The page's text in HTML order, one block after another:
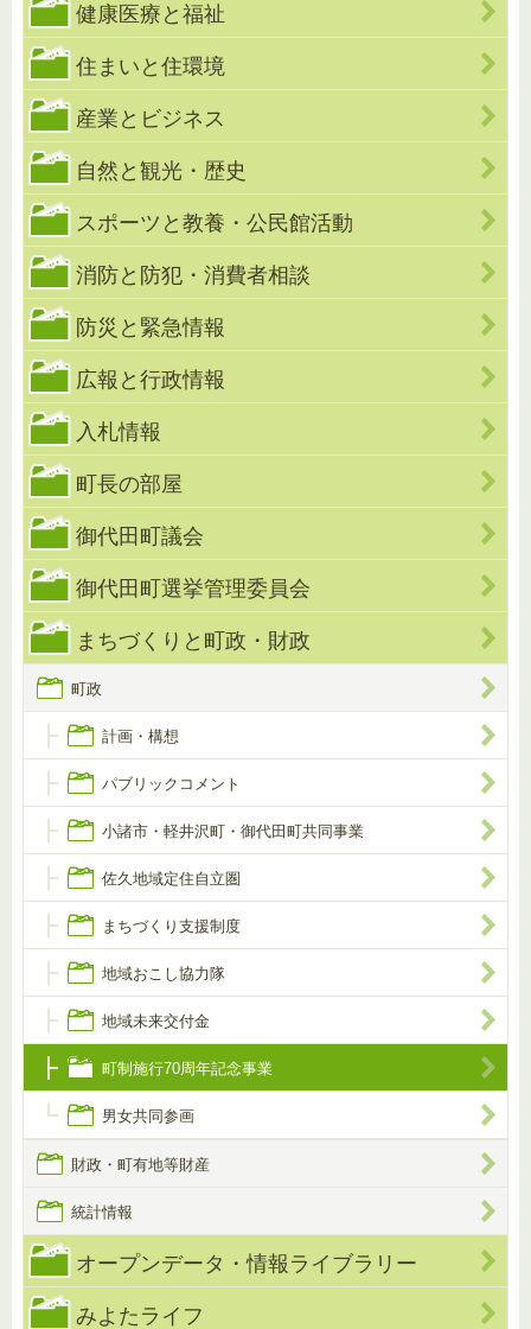
健康医療と福祉
住まいと住環境
産業とビジネス
自然と観光・歴史
スポーツと教養・公民館活動
消防と防犯・消費者相談
防災と緊急情報
広報と行政情報
入札情報
町長の部屋
御代田町議会
御代田町選挙管理委員会
まちづくりと町政・財政
町政
計画・構想
パブリックコメント
小諸市・軽井沢町・御代田町共同事業
佐久地域定住自立圏
まちづくり支援制度
地域おこし協力隊
地域未来交付金
町制施行70周年記念事業
男女共同参画
財政・町有地等財産
統計情報
オープンデータ・情報ライブラリー
みよたライフ